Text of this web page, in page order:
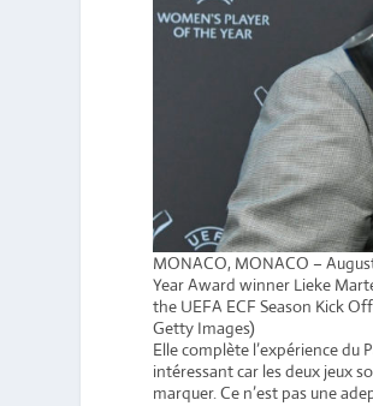
MONACO, MONACO –
Year Award winner Lieke
the UEFA ECF Season Kick
Getty Images)
Elle complète l’expérience du
intéressant car les deux jeux
marquer. Ce n’est pas une